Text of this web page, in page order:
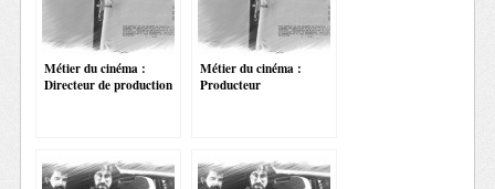
Métier du cinéma :
Directeur de production
Métier du cinéma :
Producteur